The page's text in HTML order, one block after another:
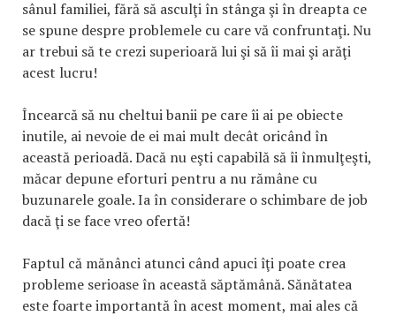
sânul familiei, fără să asculţi în stânga şi în dreapta ce
se spune despre problemele cu care vă confruntaţi. Nu
ar trebui să te crezi superioară lui şi să îi mai şi arăţi
acest lucru!
Încearcă să nu cheltui banii pe care îi ai pe obiecte
inutile, ai nevoie de ei mai mult decât oricând în
această perioadă. Dacă nu eşti capabilă să îi înmulţeşti,
măcar depune eforturi pentru a nu rămâne cu
buzunarele goale. Ia în considerare o schimbare de job
dacă ţi se face vreo ofertă!
Faptul că mănânci atunci când apuci îţi poate crea
probleme serioase în această săptămână. Sănătatea
este foarte importantă în acest moment, mai ales că